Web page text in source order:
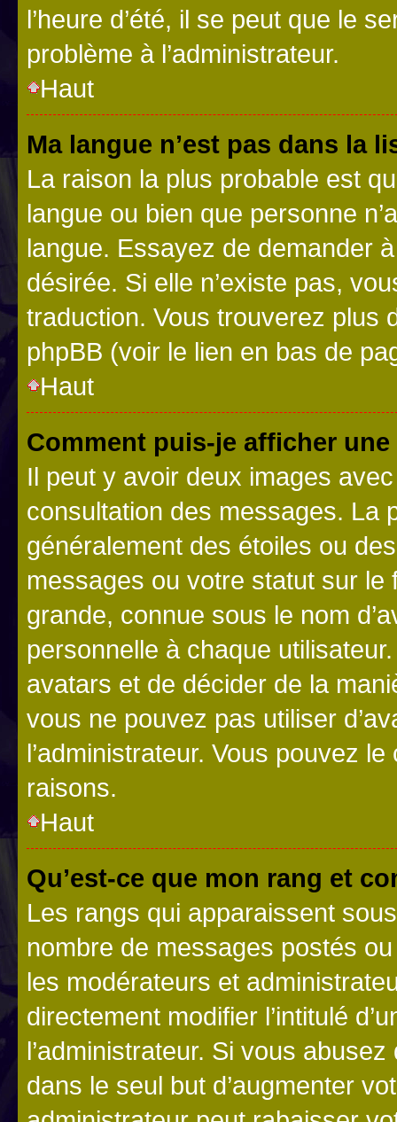
l’heure d’été, il se peut que le
problème à l’administrateur.
Haut
Ma langue n’est pas dans la
La raison la plus probable est
langue ou bien que personne
langue. Essayez de demander
désirée. Si elle n’existe pas,
traduction. Vous trouverez plus
phpBB (voir le lien en bas de
Haut
Comment puis-je afficher
Il peut y avoir deux images
consultation des messages. La
généralement des étoiles ou
messages ou votre statut sur
grande, connue sous le nom
personnelle à chaque utilisateur.
avatars et de décider de la
vous ne pouvez pas utiliser
l’administrateur. Vous pouvez
raisons.
Haut
Qu’est-ce que mon rang et
Les rangs qui apparaissent
nombre de messages postés
les modérateurs et
directement modifier l’intitulé
l’administrateur. Si vous
dans le seul but d’augmenter